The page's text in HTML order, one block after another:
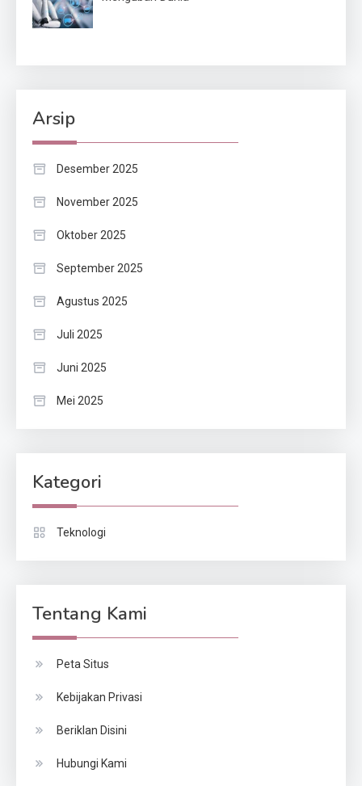
Arsip
Desember 2025
November 2025
Oktober 2025
September 2025
Agustus 2025
Juli 2025
Juni 2025
Mei 2025
Kategori
Teknologi
Tentang Kami
Peta Situs
Kebijakan Privasi
Beriklan Disini
Hubungi Kami